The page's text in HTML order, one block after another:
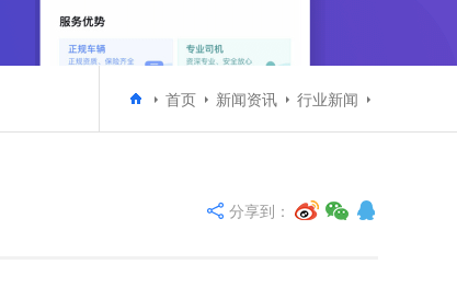
首页 新闻资讯 行业新闻
分享到：